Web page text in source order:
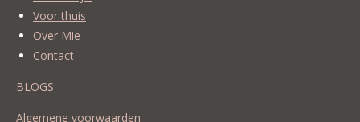
Voor thuis
Over Mie
Contact
BLOGS
Algemene voorwaarden